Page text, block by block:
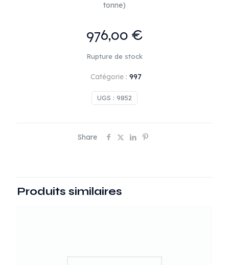
tonne)
976,00€
Rupture de stock
UGS : 9852
Catégorie : 997
Share
Produits similaires